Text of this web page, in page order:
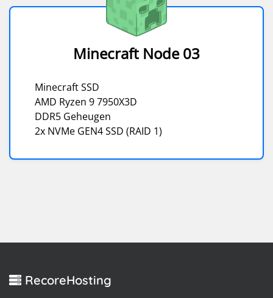
Minecraft Node 03
Minecraft SSD
AMD Ryzen 9 7950X3D
DDR5 Geheugen
2x NVMe GEN4 SSD (RAID 1)
RecoreHosting